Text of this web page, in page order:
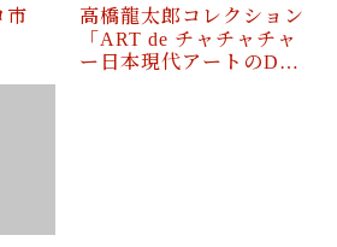
市
高橋龍太郎コレクション
「ART de チャチャチャ
ー日本現代アートのD…